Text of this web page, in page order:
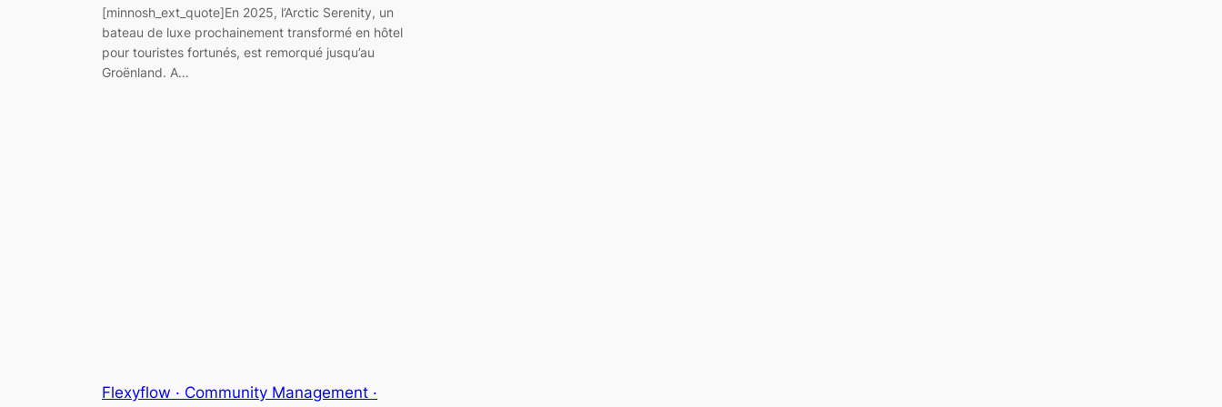
[minnosh_ext_quote]En 2025, l’Arctic Serenity, un
bateau de luxe prochainement transformé en hôtel
pour touristes fortunés, est remorqué jusqu’au
Groënland. A…
Flexyflow · Community Management ·